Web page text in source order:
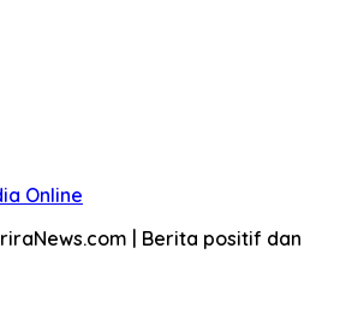
Online
| Berita positif dan